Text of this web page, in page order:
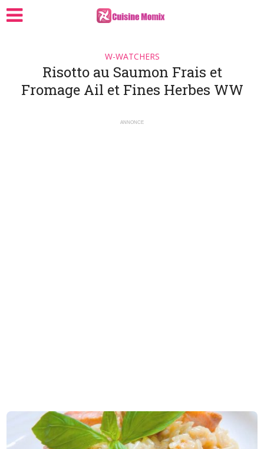
W-WATCHERS
Risotto au Saumon Frais et
Fromage Ail et Fines Herbes WW
ANNONCE